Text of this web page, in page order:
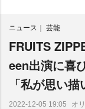
ニュース 芸能
FRUITS
een出演に喜
「私が思い
2022-12-05 19:05 オ